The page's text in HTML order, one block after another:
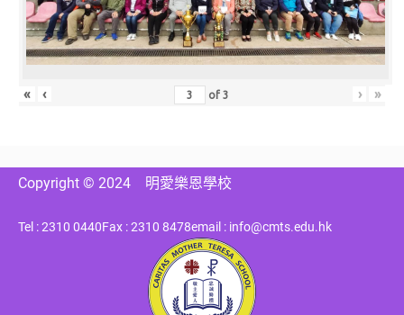
« ‹ of3 › »
Copyright © 2024 明愛樂恩學校
Tel : 2310 0440Fax : 2310 8478email : info@cmts.edu.hk